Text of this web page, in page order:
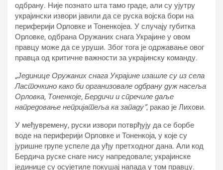
одбрану. Није познато шта тамо граде, али су ујутру
украјински извори јавили да се руска војска бори на
периферији Орловке и Тоненкојеа. У случају губитка
Орловке, одбрана Оружаних снага Украјине у овом
правцу може да се уруши. Због тога је одржавање овог
правца од критичне важности за украјинску команду.
„Јединице Оружаних снага Украјине изашле су из села
Ласточкино како би организовале одбрану дуж насеља
Орловка, Тоненкоје, Бердичи и спречиле даље
напредовање непријатеља ка западу“, ракао је Лихови.
У међувремену, руски извори потврђују да се борбе
воде на периферији Орловке и Тоненкоја, у које су
јуришне групе успеле да уђу претходног дана. Али код
Бердича руске снаге нису напредовале; украјинске
јединице су осујетиле покушај напада у том правцу.